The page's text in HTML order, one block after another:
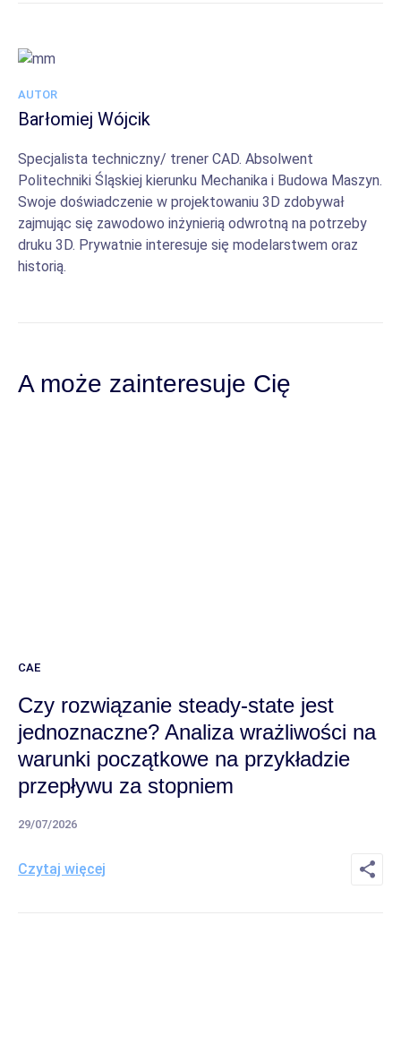
AUTOR
Barłomiej Wójcik
Specjalista techniczny/ trener CAD. Absolwent
Politechniki Śląskiej kierunku Mechanika i Budowa Maszyn.
Swoje doświadczenie w projektowaniu 3D zdobywał
zajmując się zawodowo inżynierią odwrotną na potrzeby
druku 3D. Prywatnie interesuje się modelarstwem oraz
historią.
A może zainteresuje Cię
CAE
Czy rozwiązanie steady-state jest
jednoznaczne? Analiza wrażliwości na
warunki początkowe na przykładzie
przepływu za stopniem
29/07/2026
Czytaj więcej